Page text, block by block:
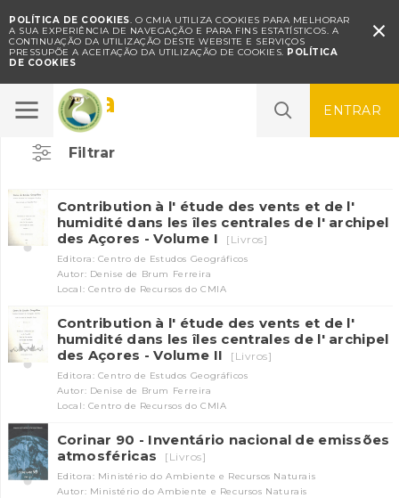
POLÍTICA DE COOKIES. O CMIA UTILIZA COOKIES PARA MELHORAR
A SUA EXPERIÊNCIA DE NAVEGAÇÃO E PARA FINS ESTATÍSTICOS. A
CONTINUAÇÃO DA UTILIZAÇÃO DESTE WEBSITE E SERVIÇOS
PRESSUPÕE A ACEITAÇÃO DA UTILIZAÇÃO DE COOKIES. POLÍTICA
DE COOKIES

ENTRAR
Clima
Filtrar
Contribution à l' étude des vents et de l'
humidité dans les îles centrales de l' archipel
des Açores - Volume I
[Livros]
Editora: Centro de Estudos Geográficos
Autor: Denise de Brum Ferreira
Local: Centro de Recursos do CMIA
Contribution à l' étude des vents et de l'
humidité dans les îles centrales de l' archipel
des Açores - Volume II
[Livros]
Editora: Centro de Estudos Geográficos
Autor: Denise de Brum Ferreira
Local: Centro de Recursos do CMIA
Corinar 90 - Inventário nacional de emissões
atmosféricas
[Livros]
Editora: Ministério do Ambiente e Recursos Naturais
Autor: Ministério do Ambiente e Recursos Naturais